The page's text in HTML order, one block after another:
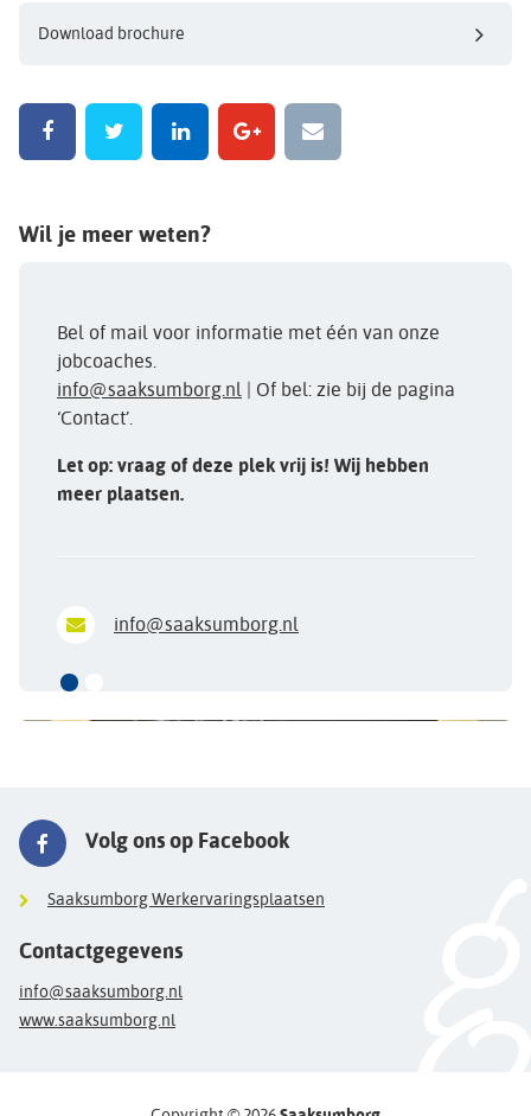
Download brochure
Wil je meer weten?
Bel of mail voor informatie met één van onze
jobcoaches.
info@saaksumborg.nl | Of bel: zie bij de pagina
‘Contact’.
Let op: vraag of deze plek vrij is! Wij hebben
meer plaatsen.
info@saaksumborg.nl
Volg ons op Facebook
Saaksumborg Werkervaringsplaatsen
Contactgegevens
info@saaksumborg.nl
www.saaksumborg.nl